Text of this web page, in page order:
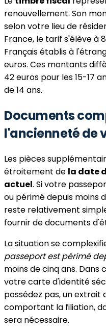
renouvellement. Son
selon votre lieu de
France, le tarif s'élève à
Français établis à
euros. Ces montants
42 euros pour les 15-17
de 14 ans.
Documents
l'ancienneté de
Les pièces
étroitement de la date
actuel. Si votre
ou périmé depuis moins
reste relativement
fournir de documents
La situation se
passeport est périmé
moins de cinq ans. Dans
votre carte d'identité
possédez pas, un extrait
comportant la filiation,
sera nécessaire.